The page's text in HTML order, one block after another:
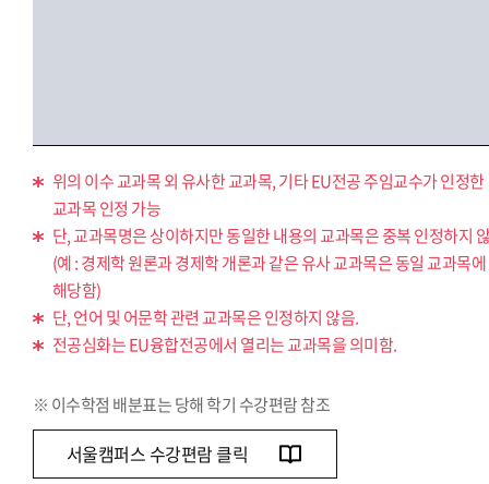
위의 이수 교과목 외 유사한 교과목, 기타 EU전공 주임교수가 인정한
교과목 인정 가능
단, 교과목명은 상이하지만 동일한 내용의 교과목은 중복 인정하지
(예 : 경제학 원론과 경제학 개론과 같은 유사 교과목은 동일 교과목에
해당함)
단, 언어 및 어문학 관련 교과목은 인정하지 않음.
전공심화는 EU융합전공에서 열리는 교과목을 의미함.
※ 이수학점 배분표는 당해 학기 수강편람 참조
서울캠퍼스 수강편람 클릭